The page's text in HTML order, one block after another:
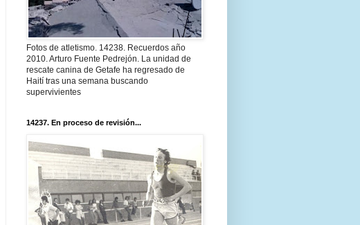
Fotos de atletismo. 14238. Recuerdos año
2010. Arturo Fuente Pedrejón. La unidad de
rescate canina de Getafe ha regresado de
Haití tras una semana buscando
supervivientes
14237. En proceso de revisión...